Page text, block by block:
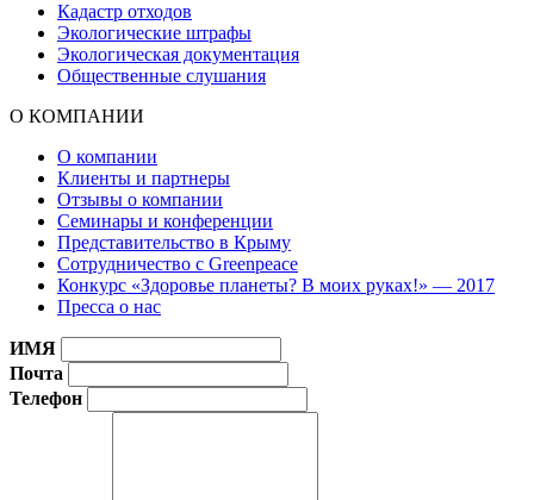
Кадастр отходов
Экологические штрафы
Экологическая документация
Общественные слушания
О КОМПАНИИ
О компании
Клиенты и партнеры
Отзывы о компании
Семинары и конференции
Представительство в Крыму
Сотрудничество с Greenpeace
Конкурс «Здоровье планеты? В моих руках!» — 2017
Пресса о нас
ИМЯ
Почта
Телефон